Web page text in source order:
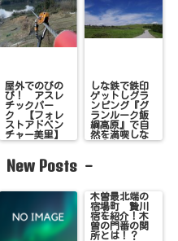
屋外でのびの
び！ アスレ
チックパー
ク 【フォレ
ストアドベン
チャー美里】
しな鉄で鉄印
ゲットしグラ
ンピング『グ
ランルーク飯
綱高原』で自
然を満喫しな
い？！
New Posts -
木曽最北端の
宿場町 贄川
宿を紹介！木
曽の門番の関
所とは！？